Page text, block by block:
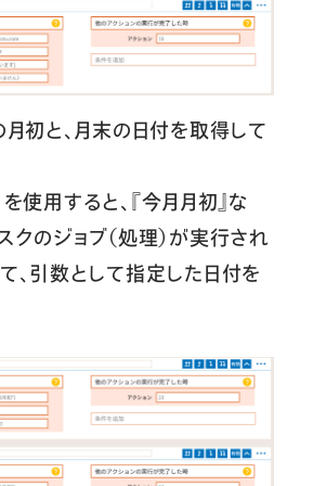
初と、月末の日付を取得して
を使用すると、『今月月初』な
クのジョブ（処理）が実行され
、引数として指定した日付を